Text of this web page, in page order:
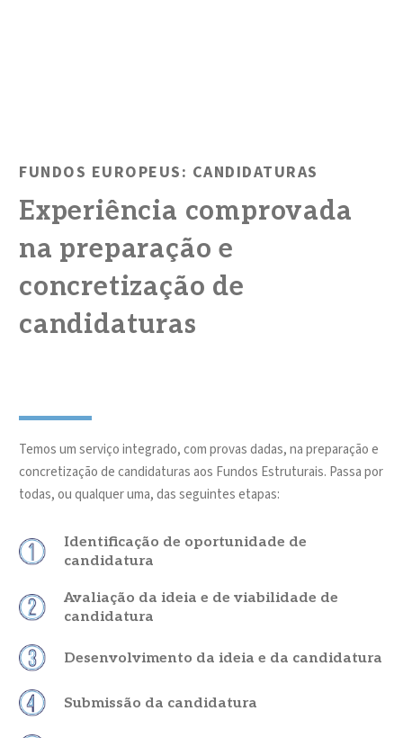
FUNDOS EUROPEUS: CANDIDATURAS
Experiência comprovada
na preparação e
concretização de
candidaturas
Temos um serviço integrado, com provas dadas, na preparação e
concretização de candidaturas aos Fundos Estruturais. Passa por
todas, ou qualquer uma, das seguintes etapas:
Identificação de oportunidade de
candidatura
Avaliação da ideia e de viabilidade de
candidatura
Desenvolvimento da ideia e da candidatura
Submissão da candidatura